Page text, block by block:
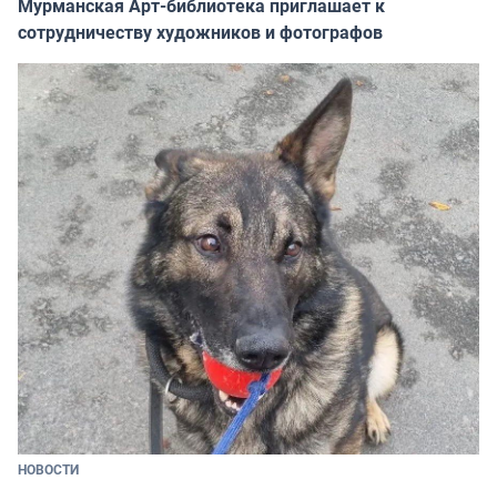
Мурманская Арт-библиотека приглашает к
сотрудничеству художников и фотографов
НОВОСТИ